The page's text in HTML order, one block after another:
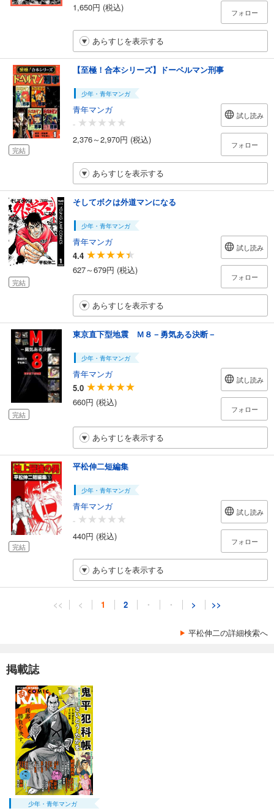
1,650円 (税込)
フォロー
あらすじを表示する
完結
【至極！合本シリーズ】ドーベルマン刑事
少年・青年マンガ
青年マンガ
-
2,376～2,970円 (税込)
試し読み
フォロー
あらすじを表示する
完結
そしてボクは外道マンになる
少年・青年マンガ
青年マンガ
4.4
627～679円 (税込)
試し読み
フォロー
あらすじを表示する
完結
東京直下型地震 Ｍ８－勇気ある決断－
少年・青年マンガ
青年マンガ
5.0
660円 (税込)
試し読み
フォロー
あらすじを表示する
完結
平松伸二短編集
少年・青年マンガ
青年マンガ
-
440円 (税込)
試し読み
フォロー
あらすじを表示する
<< < 1 2 ・ ・ > >>
平松伸二の詳細検索へ
掲載誌
少年・青年マンガ